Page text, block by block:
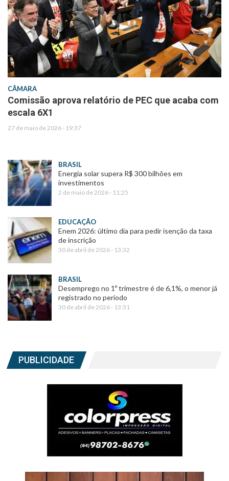
CÂMARA
Comissão aprova relatório de PEC que acaba com
escala 6X1
27 de maio de 2026 - 19:37
BRASIL
Energia solar supera R$ 300 bilhões em
investimentos
2 de maio de 2026 - 11:25
EDUCAÇÃO
Enem 2026: último dia para pedir isenção da taxa
de inscrição
30 de abril de 2026 - 13:32
BRASIL
Desemprego no 1º trimestre é de 6,1%, o menor já
registrado no período
30 de abril de 2026 - 13:31
PUBLICIDADE